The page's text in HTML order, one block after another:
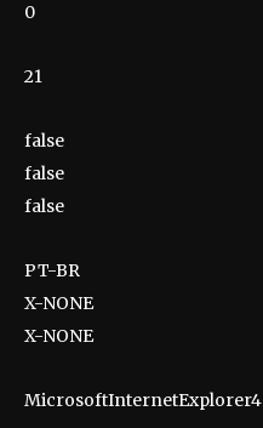
0
21
false
false
false
PT-BR
X-NONE
X-NONE
MicrosoftInternetExplorer4